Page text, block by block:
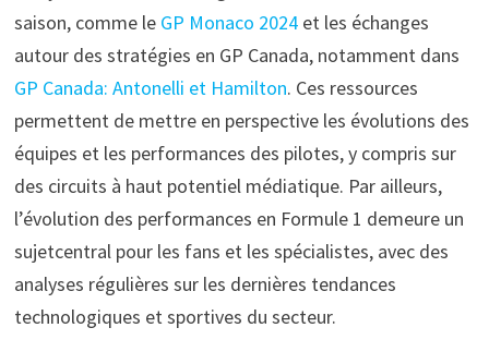
saison, comme le GP Monaco 2024et les échanges
autour des stratégies en GP Canada, notamment dans
GP Canada: Antonelli et Hamilton. Ces ressources
permettent de mettre en perspective les évolutions des
équipes et les performances des pilotes, y compris sur
des circuits à haut potentiel médiatique. Par ailleurs,
l’évolution des performances en Formule 1 demeure un
sujetcentral pour les fans et les spécialistes, avec des
analyses régulières sur les dernières tendances
technologiques et sportives du secteur.